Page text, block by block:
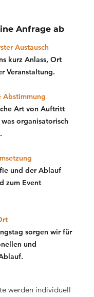
Anfrage ab
Austausch
kurz Anlass, Ort
Veranstaltung.
Abstimmung
Art von Auftritt
organisatorisch
und der Ablauf
zum Event
sorgen wir für
und
werden individuell